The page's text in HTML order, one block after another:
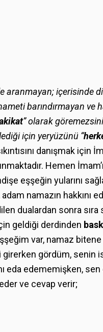
içerisinde
barındırmayan ve
” olarak
için yeryüzünü “
danışmak
Hemen
eşşeğin yularını
namazın
dualardan sonra sıra
geldiği derdinden
var, namaz bitene
gördüm, senin
eda edememişken, sen
ve cevap verir;